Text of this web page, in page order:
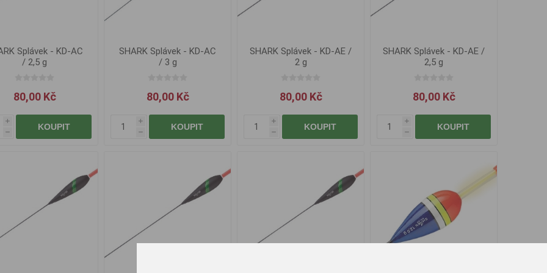
Splávek - KD-AC
/ 2,5 g
80,00 Kč
i
h
KOUPIT
SHARK Splávek - KD-AC
/ 3 g
80,00 Kč
i
h
KOUPIT
SHARK Splávek - KD-AE /
2 g
80,00 Kč
i
h
KOUPIT
SHARK Splávek - KD-AE /
2,5 g
80,00 Kč
i
h
KOUPIT